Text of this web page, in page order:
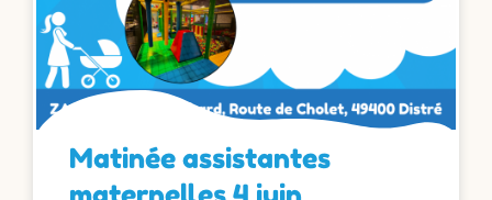
Matinée assistantes